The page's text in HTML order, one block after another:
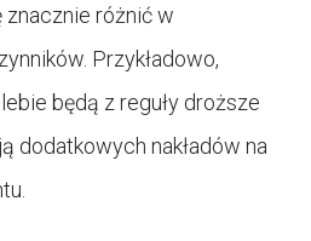
znacznie różnić w
Przykładowo,
będą z reguły droższe
dodatkowych nakładów na